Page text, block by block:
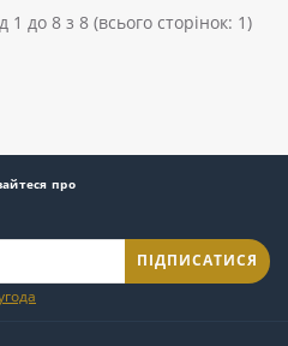
1 до 8 з 8 (всього сторінок: 1)
про
ПІДПИСАТИСЯ